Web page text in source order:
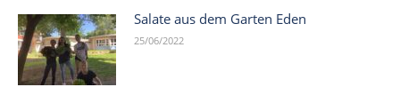
Salate aus dem Garten Eden
25/06/2022